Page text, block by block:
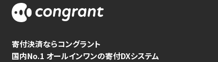
寄付決済ならコングラント
国内No.1 オールインワンの寄付DXシステム